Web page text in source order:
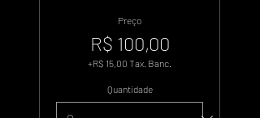
Preço
R$ 100,00
+R$ 15,00 Tax. Banc.
Quantidade